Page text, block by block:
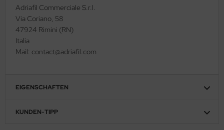
Adriafil Commerciale S.r.l.
Via Coriano, 58
47924 Rimini (RN)
Italia
Mail: contact@adriafil.com
EIGENSCHAFTEN
KUNDEN-TIPP